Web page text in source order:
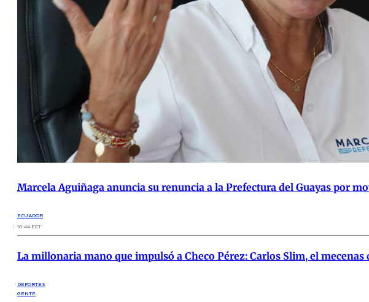
Marcela Aguiñaga anuncia su renuncia a la Prefectura del Guayas por
ECUADOR
10:44 ECT
La millonaria mano que impulsó a Checo Pérez: Carlos Slim, el
DEPORTES
GENTE